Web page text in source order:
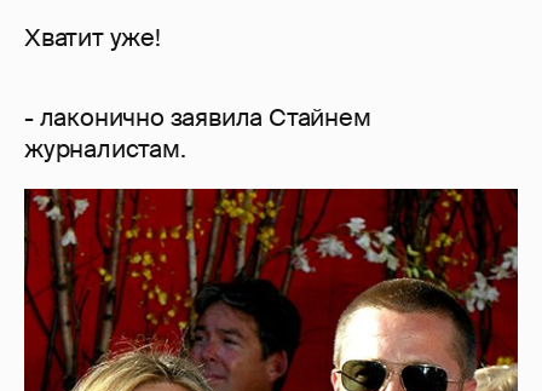
Хватит уже!
- лаконично заявила Стайнем
журналистам.